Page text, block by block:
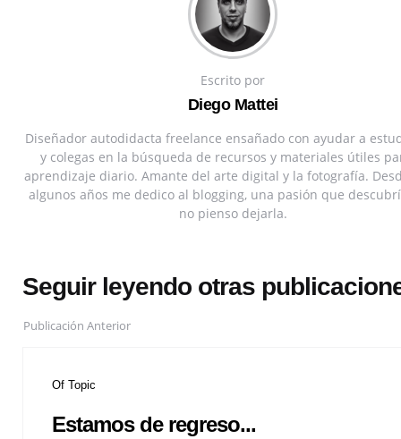
Escrito por
Diego Mattei
Diseñador autodidacta freelance ensañado con ayudar a
y colegas en la búsqueda de recursos y materiales útiles
aprendizaje diario. Amante del arte digital y la fotografía.
algunos años me dedico al blogging, una pasión que
no pienso dejarla.
Seguir leyendo otras
Publicación Anterior
Of Topic
Estamos de regreso...